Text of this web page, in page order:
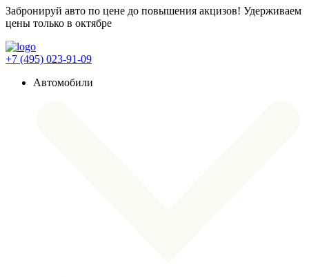
Забронируй авто по цене до повышения акцизов! Удерживаем
цены только в октябре
+7 (495) 023-91-09
Автомобили